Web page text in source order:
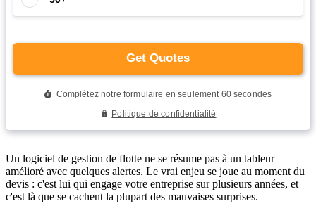
Un logiciel de gestion de flotte ne se résume pas à un tableur
amélioré avec quelques alertes. Le vrai enjeu se joue au moment du
devis : c'est lui qui engage votre entreprise sur plusieurs années, et
c'est là que se cachent la plupart des mauvaises surprises.